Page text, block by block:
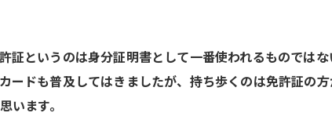
というのは身分証明書として一番使われるものではな
ドも普及してはきましたが、持ち歩くのは免許証の
います。